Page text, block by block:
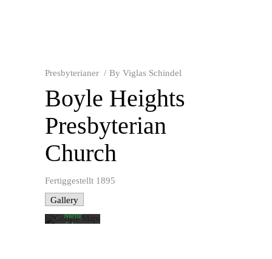
Presbyterianer By Viglas Schindel
Boyle Heights
Presbyterian
Church
Fertiggestellt 1895
Gallery
Laden der
Karte
Sie die
Datenschutzerklärung
von
Google.
Mehr
erfahren